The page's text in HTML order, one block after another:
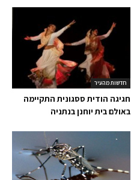
חדשות מהעיר
חגיגה הודית ססגונית התקיימה
באולם בית יוחנן בנתניה